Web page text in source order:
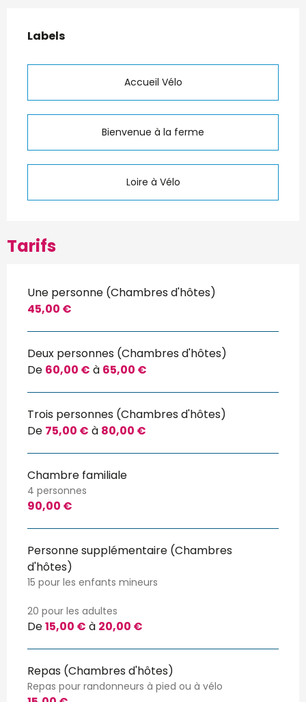
Offres de prestations
Labels
Labels
Accueil Vélo
Bienvenue à la ferme
Loire à Vélo
Tarifs
Une personne (Chambres d'hôtes)
45,00 €
Deux personnes (Chambres d'hôtes)
De 60,00 € à 65,00 €
Trois personnes (Chambres d'hôtes)
De 75,00 € à 80,00 €
Chambre familiale
4 personnes
90,00 €
Personne supplémentaire (Chambres
d'hôtes)
15 pour les enfants mineurs
20 pour les adultes
De15,00 € à 20,00 €
Repas (Chambres d'hôtes)
Repas pour randonneurs à pied ou à vélo